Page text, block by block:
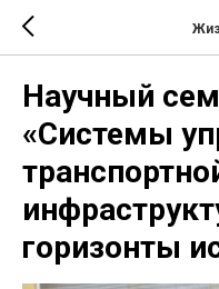
Научный
«Системы
горизонты